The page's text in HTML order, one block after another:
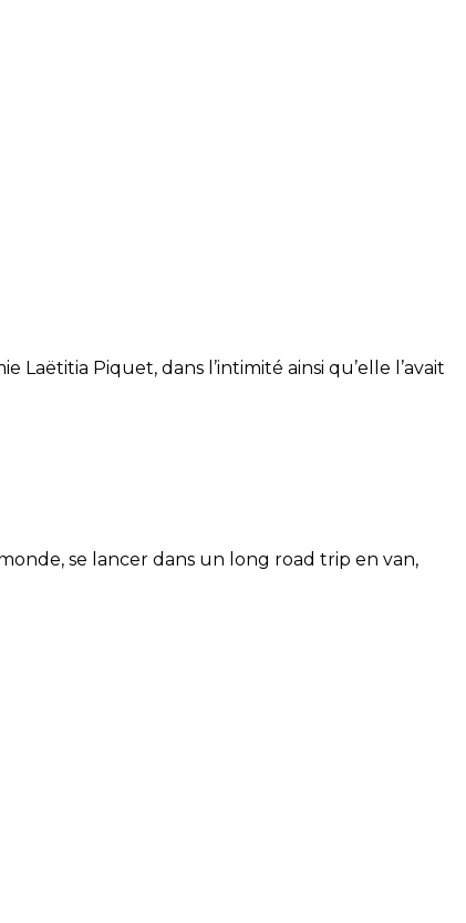
Piquet, dans l’intimité ainsi qu’elle l’avait
se lancer dans un long road trip en van,